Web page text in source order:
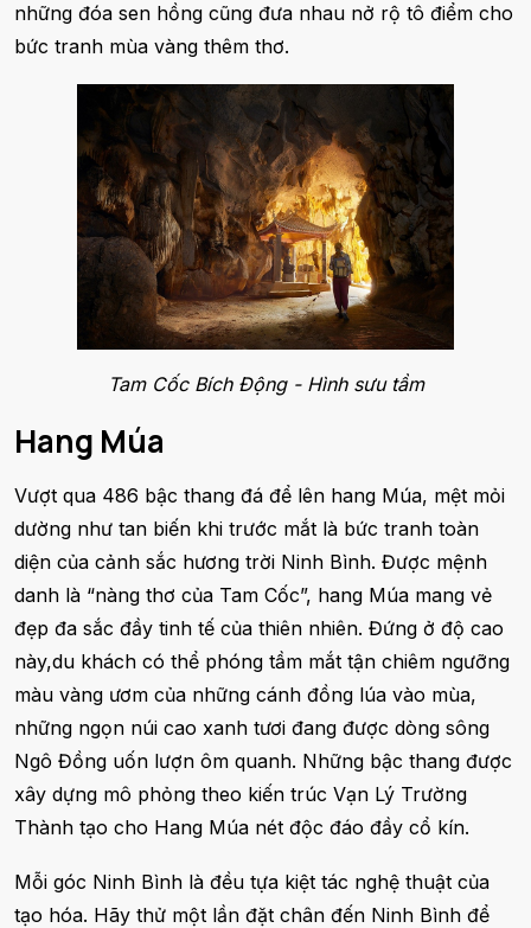
những đóa sen hồng cũng đưa nhau nở rộ tô điểm cho
bức tranh mùa vàng thêm thơ.
Tam Cốc Bích Động - Hình sưu tầm
Hang Múa
Vượt qua 486 bậc thang đá để lên hang Múa, mệt mỏi
dường như tan biến khi trước mắt là bức tranh toàn
diện của cảnh sắc hương trời Ninh Bình. Được mệnh
danh là “nàng thơ của Tam Cốc”, hang Múa mang vẻ
đẹp đa sắc đầy tinh tế của thiên nhiên. Đứng ở độ cao
này,du khách có thể phóng tầm mắt tận chiêm ngưỡng
màu vàng ươm của những cánh đồng lúa vào mùa,
những ngọn núi cao xanh tươi đang được dòng sông
Ngô Đồng uốn lượn ôm quanh. Những bậc thang được
xây dựng mô phỏng theo kiến trúc Vạn Lý Trường
Thành tạo cho Hang Múa nét độc đáo đầy cổ kín.
Mỗi góc Ninh Bình là đều tựa kiệt tác nghệ thuật của
tạo hóa. Hãy thử một lần đặt chân đến Ninh Bình để